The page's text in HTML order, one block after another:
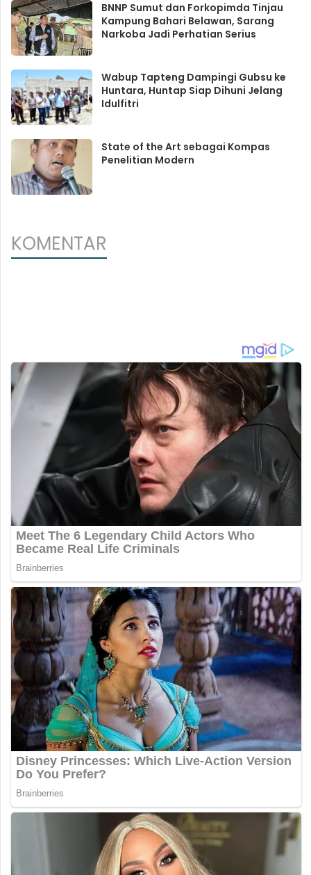
BNNP Sumut dan Forkopimda Tinjau
Kampung Bahari Belawan, Sarang
Narkoba Jadi Perhatian Serius
Wabup Tapteng Dampingi Gubsu ke
Huntara, Huntap Siap Dihuni Jelang
Idulfitri
State of the Art sebagai Kompas
Penelitian Modern
KOMENTAR